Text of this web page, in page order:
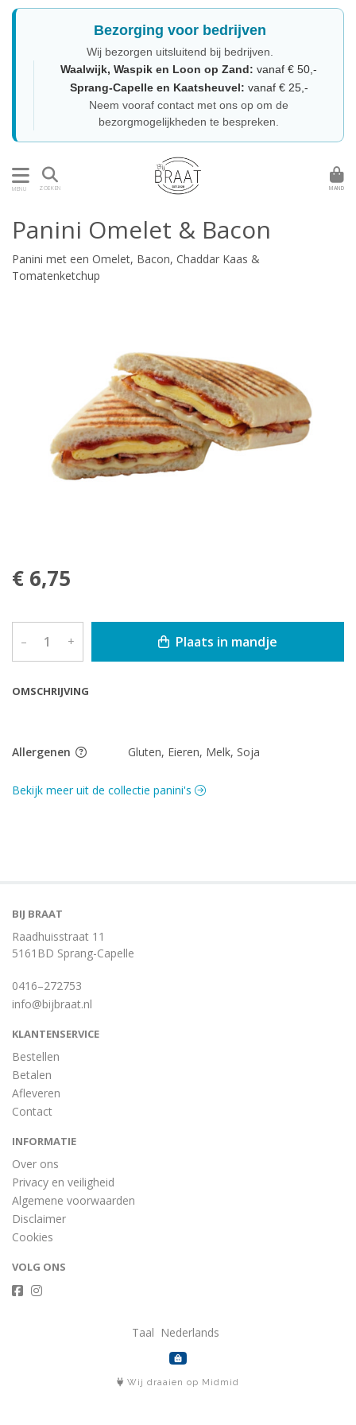
Bezorging voor bedrijven
Wij bezorgen uitsluitend bij bedrijven.
Waalwijk, Waspik en Loon op Zand: vanaf € 50,-
Sprang-Capelle en Kaatsheuvel: vanaf € 25,-
Neem vooraf contact met ons op om de
bezorgmogelijkheden te bespreken.
MENU ZOEKEN MAND
OMSCHRIJVING
Panini Omelet & Bacon
Panini met een Omelet, Bacon, Chaddar Kaas &
Tomatenketchup
€ 6,75
– + Plaats in mandje
Allergenen Gluten, Eieren, Melk, Soja
Bekijk meer uit de collectie panini's
BIJ BRAAT
Raadhuisstraat 11
5161BD Sprang-Capelle
0416–272753
info@bijbraat.nl
KLANTENSERVICE
Bestellen
Betalen
Afleveren
Contact
INFORMATIE
Over ons
Privacy en veiligheid
Algemene voorwaarden
Disclaimer
Cookies
VOLG ONS
Taal
Wij draaien op Midmid